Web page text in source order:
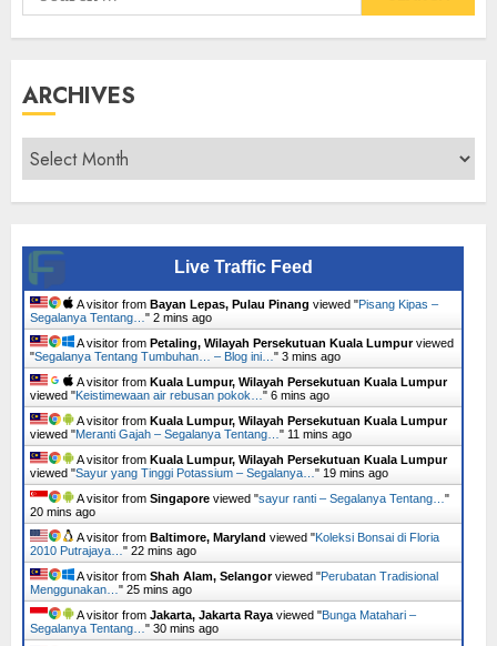
for:
ARCHIVES
Archives
Live Traffic Feed
A visitor from Bayan Lepas, Pulau Pinang viewed "Pisang Kipas –
Segalanya Tentang… " 2 mins ago
A visitor from Petaling, Wilayah Persekutuan Kuala Lumpurviewed
"Segalanya Tentang Tumbuhan… – Blog ini… " 3 mins ago
A visitor from Kuala Lumpur, Wilayah Persekutuan Kuala Lumpur
viewed "Keistimewaan air rebusan pokok… " 6 mins ago
A visitor from Kuala Lumpur, Wilayah Persekutuan Kuala Lumpur
viewed "Meranti Gajah – Segalanya Tentang… " 11 mins ago
A visitor from Kuala Lumpur, Wilayah Persekutuan Kuala Lumpur
viewed "Sayur yang Tinggi Potassium – Segalanya… " 19 mins ago
A visitor from Singapore viewed "sayur ranti – Segalanya Tentang… "
20 mins ago
A visitor from Baltimore, Maryland viewed "Koleksi Bonsai di Floria
2010 Putrajaya… " 22 mins ago
A visitor from Shah Alam, Selangorviewed "Perubatan Tradisional
Menggunakan… " 25 mins ago
A visitor from Jakarta, Jakarta Raya viewed "Bunga Matahari –
Segalanya Tentang… " 30 mins ago